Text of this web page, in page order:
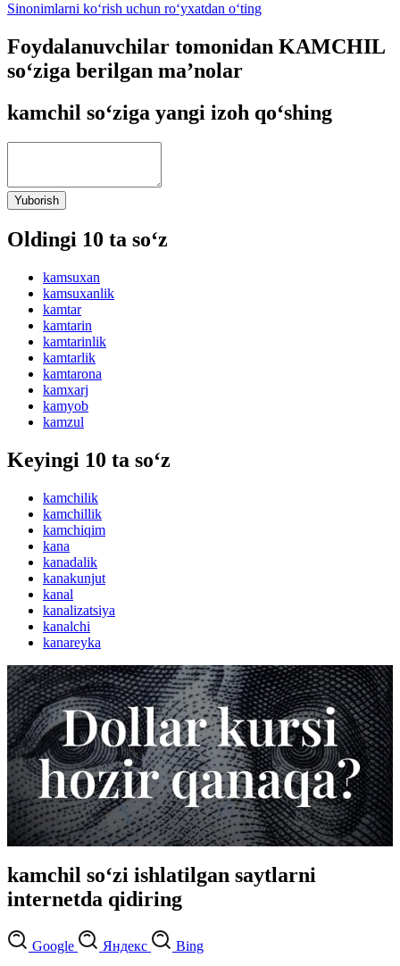
Sinonimlarni ko‘rish uchun ro‘yxatdan o‘ting
Foydalanuvchilar tomonidan KAMCHIL
so‘ziga berilgan ma’nolar
kamchil so‘ziga yangi izoh qo‘shing
Yuborish
Oldingi 10 ta so‘z
kamsuxan
kamsuxanlik
kamtar
kamtarin
kamtarinlik
kamtarlik
kamtarona
kamxarj
kamyob
kamzul
Keyingi 10 ta so‘z
kamchilik
kamchillik
kamchiqim
kana
kanadalik
kanakunjut
kanal
kanalizatsiya
kanalchi
kanareyka
kamchil so‘zi ishlatilgan saytlarni
internetda qidiring
Google Яндекс Bing